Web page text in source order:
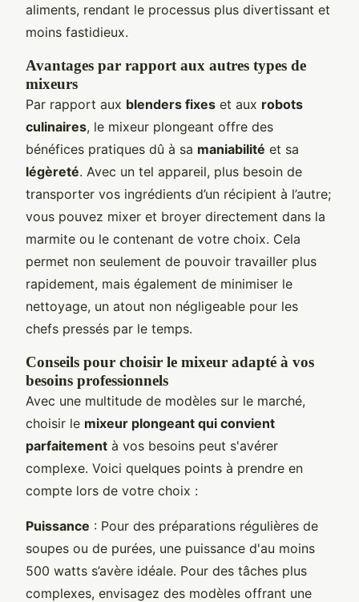
aliments, rendant le processus plus divertissant et
moins fastidieux.
Avantages par rapport aux autres types de
mixeurs
Par rapport aux blenders fixes et aux robots
culinaires, le mixeur plongeant offre des
bénéfices pratiques dû à sa maniabilité et sa
légèreté. Avec un tel appareil, plus besoin de
transporter vos ingrédients d’un récipient à l’autre;
vous pouvez mixer et broyer directement dans la
marmite ou le contenant de votre choix. Cela
permet non seulement de pouvoir travailler plus
rapidement, mais également de minimiser le
nettoyage, un atout non négligeable pour les
chefs pressés par le temps.
Conseils pour choisir le mixeur adapté à vos
besoins professionnels
Avec une multitude de modèles sur le marché,
choisir le mixeur plongeant qui convient
parfaitement à vos besoins peut s'avérer
complexe. Voici quelques points à prendre en
compte lors de votre choix :
Puissance : Pour des préparations régulières de
soupes ou de purées, une puissance d'au moins
500 watts s’avère idéale. Pour des tâches plus
complexes, envisagez des modèles offrant une